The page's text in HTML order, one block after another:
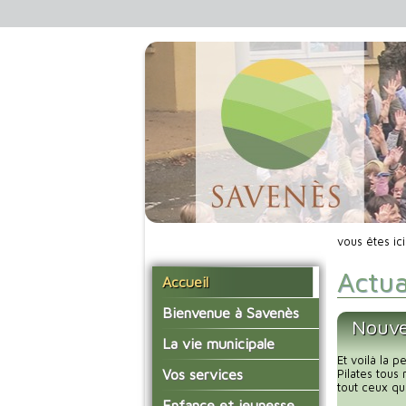
Accueil
Bienvenue à Savenès
Situer Savenès
Savenès en chiffre
L'histoire du village
La vie municipale
Vos élus
Les compte-rendus du
Vos services
La mairie
vous êtes
Et voilà la
Pilates tous
tout ceux